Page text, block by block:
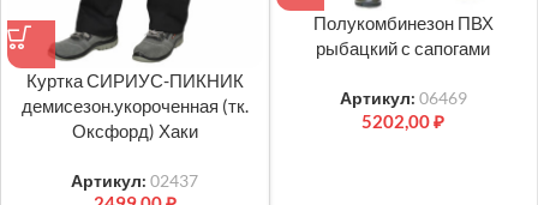
Куртка СИРИУС-ПИКНИК
демисезон.укороченная (тк.
Оксфорд) Хаки
Артикул:02437
Полукомбинезон ПВХ
рыбацкий с сапогами
Артикул: 06469
5202,00₽